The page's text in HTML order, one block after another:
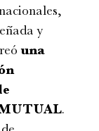
y
una
.